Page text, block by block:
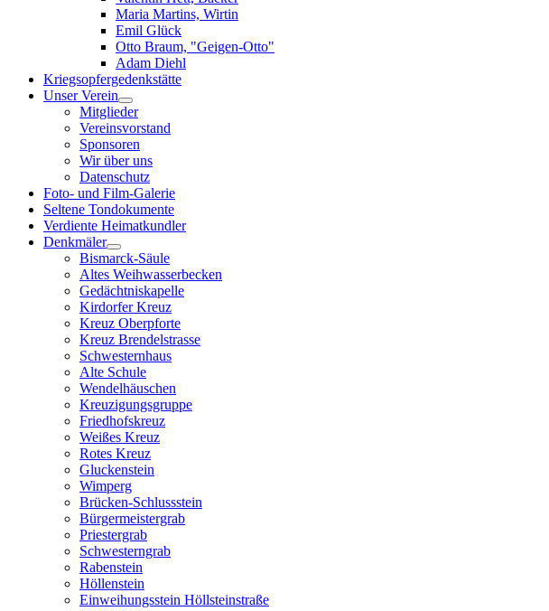
Maria Martins, Wirtin
Emil Glück
Otto Braum, "Geigen-Otto"
Adam Diehl
Kriegsopfergedenkstätte
Unser Verein
Mitglieder
Vereinsvorstand
Sponsoren
Wir über uns
Datenschutz
Foto- und Film-Galerie
Seltene Tondokumente
Verdiente Heimatkundler
Denkmäler
Bismarck-Säule
Altes Weihwasserbecken
Gedächtniskapelle
Kirdorfer Kreuz
Kreuz Oberpforte
Kreuz Brendelstrasse
Schwesternhaus
Alte Schule
Wendelhäuschen
Kreuzigungsgruppe
Friedhofskreuz
Weißes Kreuz
Rotes Kreuz
Gluckenstein
Wimperg
Brücken-Schlussstein
Bürgermeistergrab
Priestergrab
Schwesterngrab
Rabenstein
Höllenstein
Einweihungsstein Höllsteinstraße